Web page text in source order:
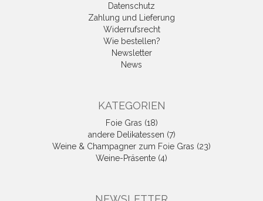
Datenschutz
Zahlung und Lieferung
Widerrufsrecht
Wie bestellen?
Newsletter
News
KATEGORIEN
Foie Gras (18)
andere Delikatessen (7)
Weine & Champagner zum Foie Gras (23)
Weine-Präsente (4)